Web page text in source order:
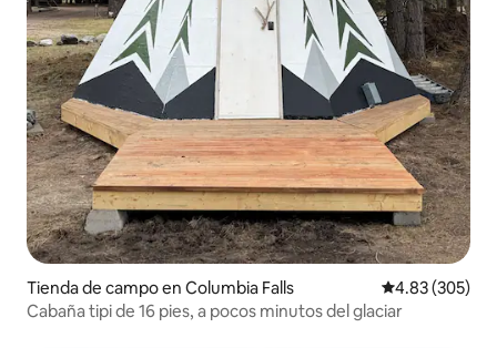
Tienda de campo en Columbia Falls Calificación
4.83 (305)
Cabaña tipi de 16 pies, a pocos minutos del glaciar